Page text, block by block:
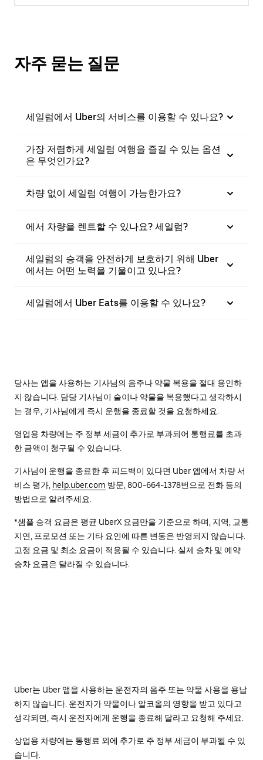
자주 묻는 질문
세일럼에서 Uber의 서비스를 이용할 수 있나요?
가장 저렴하게 세일럼 여행을 즐길 수 있는 옵션
은 무엇인가요?
차량 없이 세일럼 여행이 가능한가요?
에서 차량을 렌트할 수 있나요? 세일럼?
세일럼의 승객을 안전하게 보호하기 위해 Uber
에서는 어떤 노력을 기울이고 있나요?
세일럼에서 Uber Eats를 이용할 수 있나요?
당사는 앱을 사용하는 기사님의 음주나 약물 복용을 절대 용인하
지 않습니다. 담당 기사님이 술이나 약물을 복용했다고 생각하시
는 경우, 기사님에게 즉시 운행을 종료할 것을 요청하세요.
영업용 차량에는 주 정부 세금이 추가로 부과되어 통행료를 초과
한 금액이 청구될 수 있습니다.
기사님이 운행을 종료한 후 피드백이 있다면 Uber 앱에서 차량 서
비스 평가, help.uber.com 방문, 800-664-1378번으로 전화 등의
방법으로 알려주세요.
*샘플 승객 요금은 평균 UberX 요금만을 기준으로 하며, 지역, 교통
지연, 프로모션 또는 기타 요인에 따른 변동은 반영되지 않습니다.
고정 요금 및 최소 요금이 적용될 수 있습니다. 실제 승차 및 예약
승차 요금은 달라질 수 있습니다.
Uber는 Uber 앱을 사용하는 운전자의 음주 또는 약물 사용을 용납
하지 않습니다. 운전자가 약물이나 알코올의 영향을 받고 있다고
생각되면, 즉시 운전자에게 운행을 종료해 달라고 요청해 주세요.
상업용 차량에는 통행료 외에 추가로 주 정부 세금이 부과될 수 있
습니다.